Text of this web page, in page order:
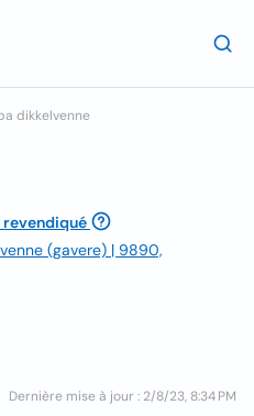
dikkelvenne
revendiqué
(gavere) | 9890,
Dernière mise à jour : 2/8/23, 8:34 PM